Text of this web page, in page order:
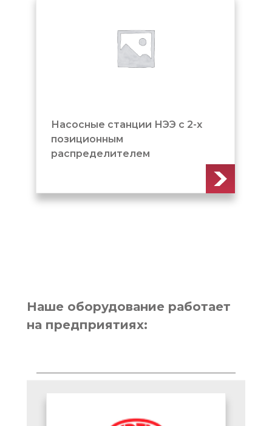
Насосные станции НЭЭ с 2-х
позиционным
распределителем
Наше оборудование работает
на предприятиях: